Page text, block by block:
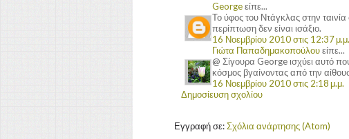
Georgeείπε...
Το ύφος του Ντάγκλας στην
περίπτωση δεν είναι ισάξιο.
16 Νοεμβρίου 2010 στις 12:37 μ.μ.
Γιώτα Παπαδημακοπούλουείπε...
@ Σίγουρα George ισχύει αυτό
κόσμος βγαίνοντας από την
16 Νοεμβρίου 2010 στις 2:18 μ.μ.
Δημοσίευση σχολίου
Εγγραφή σε:Σχόλια ανάρτησης (Atom)